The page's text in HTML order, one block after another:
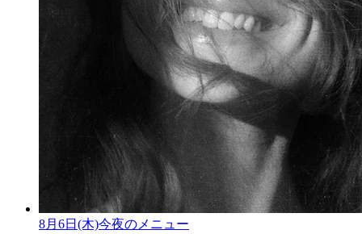
8月6日(木)今夜のメニュー